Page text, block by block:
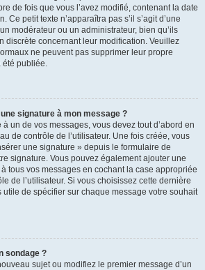
de fois que vous l’avez modifié, contenant la date
Ce petit texte n’apparaîtra pas s’il s’agit d’une
modérateur ou un administrateur, bien qu’ils
discrète concernant leur modification. Veuillez
ne peuvent pas supprimer leur propre
été publiée.
signature à mon message ?
un de vos messages, vous devez tout d’abord en
de contrôle de l’utilisateur. Une fois créée, vous
une signature » depuis le formulaire de
signature. Vous pouvez également ajouter une
tous vos messages en cochant la case appropriée
de l’utilisateur. Si vous choisissez cette dernière
de spécifier sur chaque message votre souhait
sondage ?
sujet ou modifiez le premier message d’un